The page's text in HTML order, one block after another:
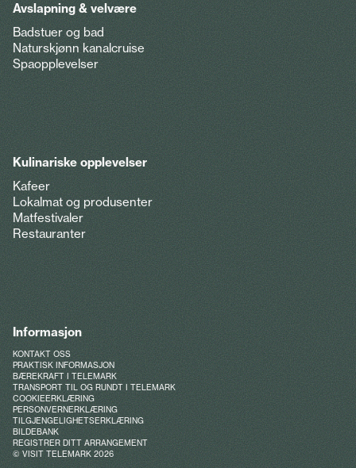
Avslapning & velvære
Badstuer og bad
Naturskjønn kanalcruise
Spaopplevelser
Kulinariske opplevelser
Kafeer
Lokalmat og produsenter
Matfestivaler
Restauranter
Informasjon
KONTAKT OSS
PRAKTISK INFORMASJON
BÆREKRAFT I TELEMARK
TRANSPORT TIL OG RUNDT I TELEMARK
COOKIEERKLÆRING
PERSONVERNERKLÆRING
TILGJENGELIGHETSERKLÆRING
BILDEBANK
REGISTRER DITT ARRANGEMENT
© VISIT TELEMARK 2026